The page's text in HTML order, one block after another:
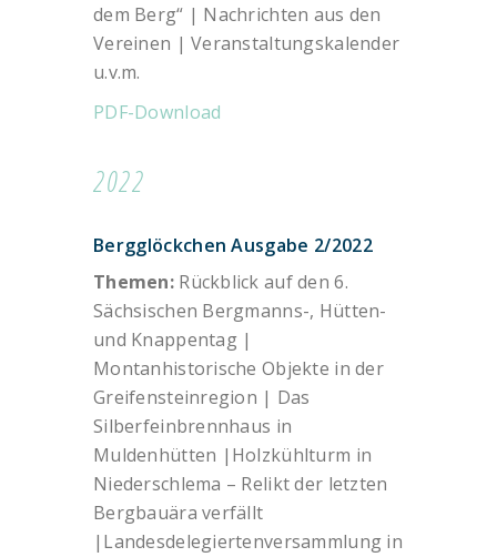
dem Berg“ | Nachrichten aus den
Vereinen | Veranstaltungskalender
u.v.m.
PDF-Download
2022
Bergglöckchen Ausgabe 2/2022
Themen: Rückblick auf den 6.
Sächsischen Bergmanns-, Hütten-
und Knappentag |
Montanhistorische Objekte in der
Greifensteinregion | Das
Silberfeinbrennhaus in
Muldenhütten |Holzkühlturm in
Niederschlema – Relikt der letzten
Bergbauära verfällt
|Landesdelegiertenversammlung in